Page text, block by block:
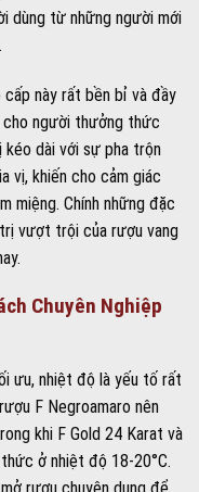
Chuyên Nghiệp
ưu, nhiệt độ là yếu tố rất
F Negroamaro nên
khi F Gold 24 Karat và
ở nhiệt độ 18-20°C.
rượu chuyên dụng để
trình thưởng thức rượu
decanter, chúng ta sẽ
cấu trúc tannin và độ
gian để rượu thở sẽ